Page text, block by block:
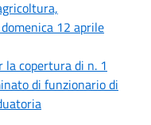
12 aprile
la copertura di n. 1
di funzionario di